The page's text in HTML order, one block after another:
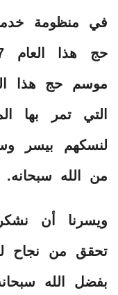
في منظومة
موسم حج هذا
التي تمر بها
لنسكهم بيسر
من الله سبحانه.
ويسرنا أن
بفضل الله